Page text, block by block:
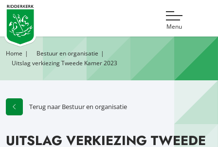
Menu
Home
Bestuur en organisatie
Uitslag verkiezing Tweede Kamer 2023
Terug naar Bestuur en organisatie
UITSLAG VERKIEZING TWEEDE